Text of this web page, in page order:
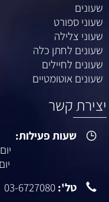
שעונים
שעוני ספורט
שעוני צלילה
שעונים לחתן כלה
שעונים לחיילים
שעונים אוטומטיים
יצירת קשר
שעות פעילות:
יום
יום
טל': 03-6727080